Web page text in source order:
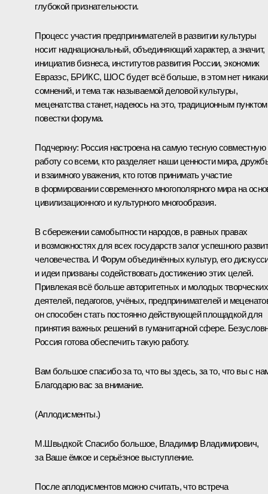
глубокой признательности.
Процесс участия предпринимателей в развитии культуры
носит наднациональный, объединяющий характер, а значит,
инициатив бизнеса, институтов развития России, экономик
Евразэс, БРИКС, ШОС будет всё больше, в этом нет
сомнений, и тема так называемой деловой культуры,
меценатства станет, надеюсь на это, традиционным пунктом
повестки форума.
Подчеркну: Россия настроена на самую тесную совместную
работу со всеми, кто разделяет наши ценности мира,
и взаимного уважения, кто готов принимать участие
в формировании современного многополярного мира на
цивилизационного и культурного многообразия.
В сбережении самобытности народов, в равных правах
и возможностях для всех государств залог успешного
человечества. И Форум объединённых культур, его
и идеи призваны содействовать достижению этих целей.
Привлекая всё больше авторитетных и молодых творческих
деятелей, педагогов, учёных, предпринимателей и
он способен стать постоянно действующей площадкой для
принятия важных решений в гуманитарной сфере.
Россия готова обеспечить такую работу.
Вам большое спасибо за то, что вы здесь, за то, что вы с
Благодарю вас за внимание.
(Аплодисменты.)
М.Швыдкой: Спасибо большое, Владимир Владимирович,
за Ваше ёмкое и серьёзное выступление.
После аплодисментов можно считать, что встреча